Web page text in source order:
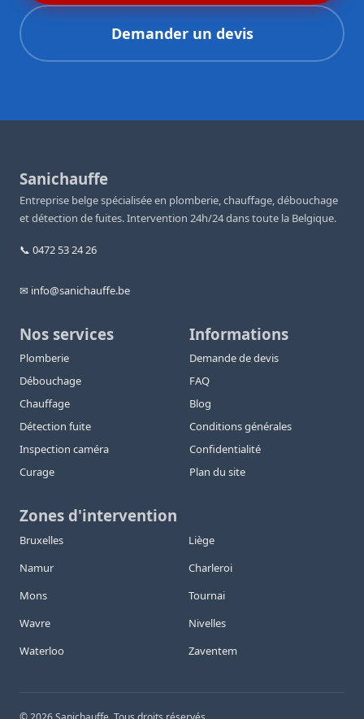
Demander un devis
Sanichauffe
Entreprise belge spécialisée en plomberie, chauffage, débouchage
et détection de fuites. Intervention 24h/24 dans toute la Belgique.
📞 0472 53 24 26
✉ info@sanichauffe.be
Nos services
Plomberie
Débouchage
Chauffage
Détection fuite
Inspection caméra
Curage
Informations
Demande de devis
FAQ
Blog
Conditions générales
Confidentialité
Plan du site
Zones d'intervention
Bruxelles
Liège
Namur
Charleroi
Mons
Tournai
Wavre
Nivelles
Waterloo
Zaventem